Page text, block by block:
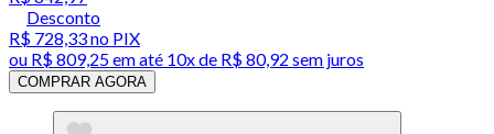
Desconto
R$ 728,33no PIX
ou R$ 809,25em até 10x de R$ 80,92 sem juros
COMPRAR AGORA